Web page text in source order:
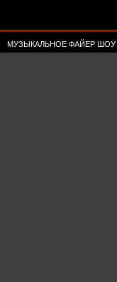
МУЗЫКАЛЬНОЕ ФАЙЕР ШОУ